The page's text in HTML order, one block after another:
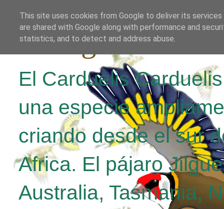
El Jilguero
El Carduelis
una especie
criando desde el sur
Africa. El pájaro
Australia, Tasmania,
This site uses cookies from Google to deliver its
are shared with Google along with performance and
statistics, and to detect and address abuse.